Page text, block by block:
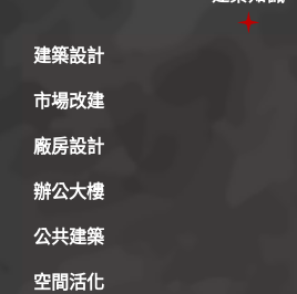
建築設計
市場改建
廠房設計
辦公大樓
公共建築
空間活化